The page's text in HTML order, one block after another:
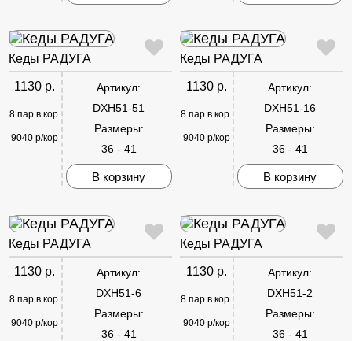
Кеды РАДУГА
1130 р.
8 пар в кор.
9040 р/кор
Артикул:
DXH51-51
Размеры:
36 - 41
В корзину
Кеды РАДУГА
1130 р.
8 пар в кор.
9040 р/кор
Артикул:
DXH51-16
Размеры:
36 - 41
В корзину
Кеды РАДУГА
1130 р.
8 пар в кор.
9040 р/кор
Артикул:
DXH51-6
Размеры:
36 - 41
Кеды РАДУГА
1130 р.
8 пар в кор.
9040 р/кор
Артикул:
DXH51-2
Размеры:
36 - 41